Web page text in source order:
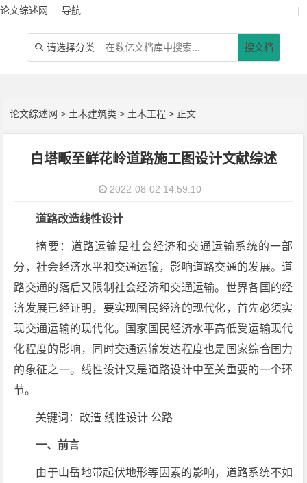
论文综述网 导航 |
 请选择分类 搜文档
论文综述网 > 土木建筑类 > 土木工程 > 正文
白塔畈至鲜花岭道路施工图设计文献综述
2022-08-02 14:59:10
道路改造线性设计
摘要：道路运输是社会经济和交通运输系统的一部
分，社会经济水平和交通运输，影响道路交通的发展。道
路交通的落后又限制社会经济和交通运输。世界各国的经
济发展已经证明，要实现国民经济的现代化，首先必须实
现交通运输的现代化。国家国民经济水平高低受运输现代
化程度的影响，同时交通运输发达程度也是国家综合国力
的象征之一。线性设计又是道路设计中至关重要的一个环
节。
关键词：改造 线性设计 公路
一、前言
由于山岳地带起伏地形等因素的影响，道路系统不如